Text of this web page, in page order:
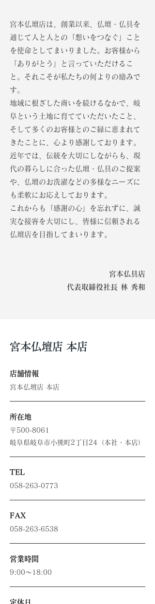
宮本仏壇店は、創業以来、仏壇・仏具を
通じて人と人との「想いをつなぐ」こと
を使命としてまいりました。お客様から
「ありがとう」と言っていただけるこ
と。それこそが私たちの何よりの励みで
す。
地域に根ざした商いを続けるなかで、岐
阜という土地に育てていただいたこと、
そして多くのお客様とのご縁に恵まれて
きたことに、心より感謝しております。
近年では、伝統を大切にしながらも、現
代の暮らしに合った仏壇・仏具のご提案
や、仏壇のお洗濯などの多様なニーズに
も柔軟にお応えしております。
これからも「感謝の心」を忘れずに、誠
実な接客を大切にし、皆様に信頼される
仏壇店を目指してまいります。
宮本仏具店
代表取締役社長 林 秀和
宮本仏壇店 本店
​店舗情報
宮本仏壇店 本店
​所在地
〒500-8061
岐阜県岐阜市小熊町2丁目24（本社・本店）
TEL
058-263-0773
FAX
058-263-6538
営業時間
9:00～18:00
定休日